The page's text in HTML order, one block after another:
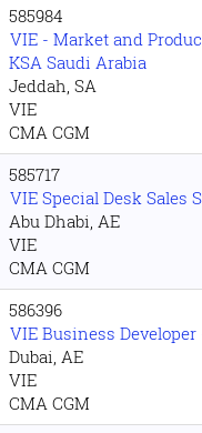
585984
VIE - Market and
KSA Saudi Arabia
Jeddah, SA
VIE
CMA CGM
585717
VIE Special Desk Sales
Abu Dhabi, AE
VIE
CMA CGM
586396
VIE Business Developer
Dubai, AE
VIE
CMA CGM